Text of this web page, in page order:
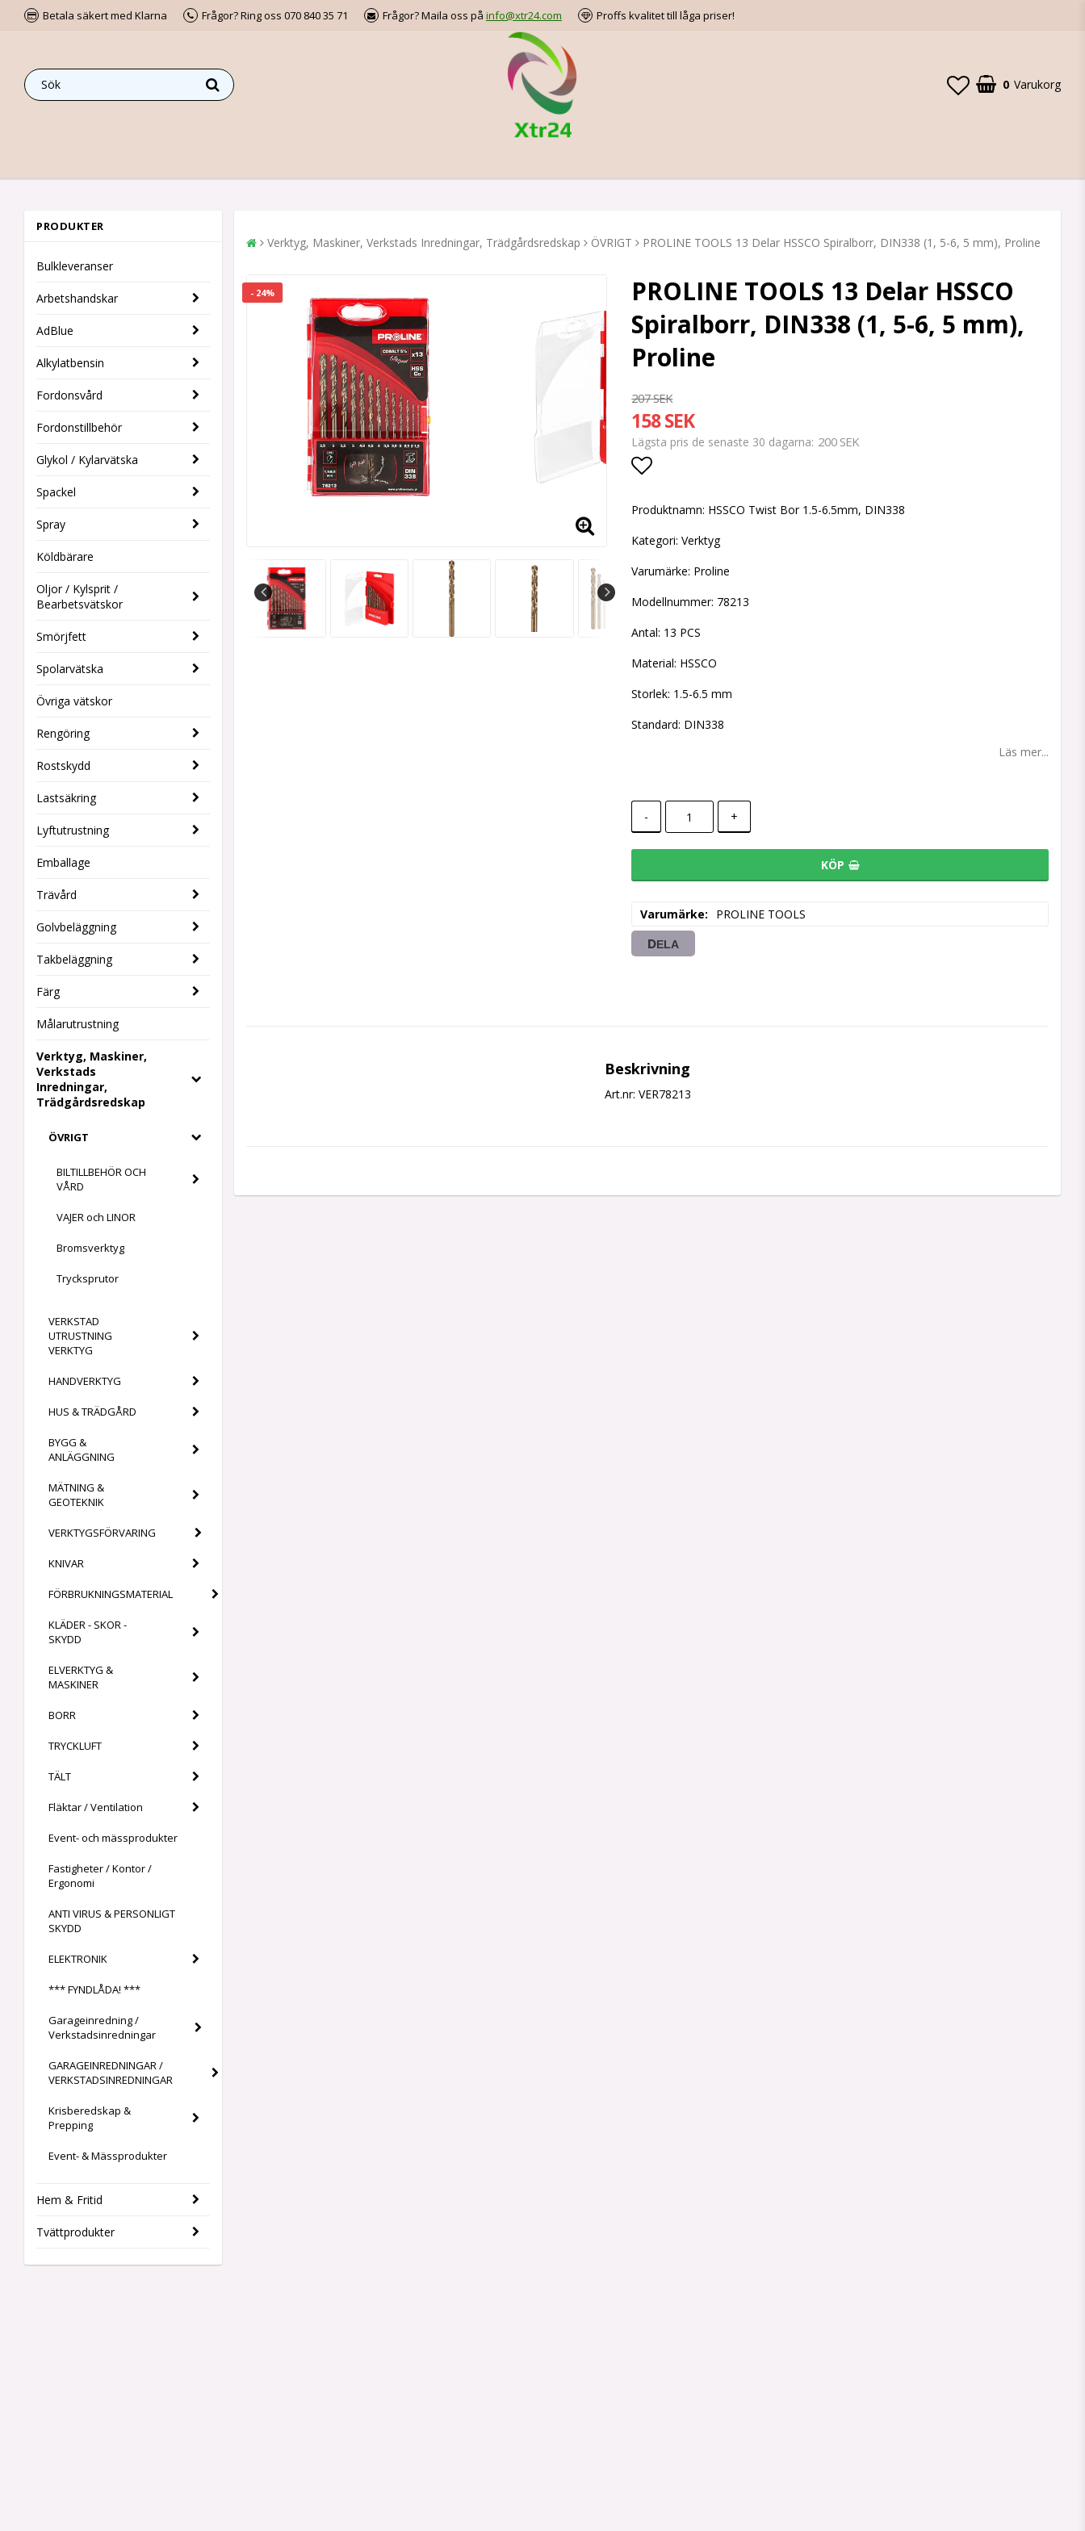
Betala säkert med Klarna Frågor? Ring oss 070 840 35 71 Frågor? Maila oss på info@xtr24.com Proffs kvalitet till låga priser!
0 Varukorg
PRODUKTER
Bulkleveranser
Arbetshandskar
AdBlue
Alkylatbensin
Fordonsvård
Fordonstillbehör
Glykol / Kylarvätska
Spackel
Spray
Köldbärare
Oljor / Kylsprit /
Bearbetsvätskor
Smörjfett
Spolarvätska
Övriga vätskor
Rengöring
Rostskydd
Lastsäkring
Lyftutrustning
Emballage
Trävård
Golvbeläggning
Takbeläggning
Färg
Målarutrustning
Verktyg, Maskiner,
Verkstads
Inredningar,
Trädgårdsredskap
ÖVRIGT
BILTILLBEHÖR OCH
VÅRD
VAJER och LINOR
Bromsverktyg
Trycksprutor
VERKSTAD
UTRUSTNING
VERKTYG
HANDVERKTYG
HUS & TRÄDGÅRD
BYGG &
ANLÄGGNING
MÄTNING &
GEOTEKNIK
VERKTYGSFÖRVARING
KNIVAR
FÖRBRUKNINGSMATERIAL
KLÄDER - SKOR -
SKYDD
ELVERKTYG &
MASKINER
BORR
TRYCKLUFT
TÄLT
Fläktar / Ventilation
Event- och mässprodukter
Fastigheter / Kontor /
Ergonomi
ANTI VIRUS & PERSONLIGT
SKYDD
ELEKTRONIK
*** FYNDLÅDA! ***
Garageinredning /
Verkstadsinredningar
GARAGEINREDNINGAR /
VERKSTADSINREDNINGAR
Krisberedskap &
Prepping
Event- & Mässprodukter
Hem & Fritid
Tvättprodukter
Verktyg, Maskiner, Verkstads Inredningar, Trädgårdsredskap ÖVRIGT PROLINE TOOLS 13 Delar HSSCO Spiralborr, DIN338 (1, 5-6, 5 mm), Proline
- 24%
PROLINE TOOLS 13 Delar HSSCO
Spiralborr, DIN338 (1, 5-6, 5 mm),
Proline
207 SEK
158 SEK
Lägsta pris de senaste 30 dagarna 200 SEK
Produktnamn: HSSCO Twist Bor 1.5-6.5mm, DIN338
Kategori: Verktyg
Varumärke: Proline
Modellnummer: 78213
Antal: 13 PCS
Material: HSSCO
Storlek: 1.5-6.5 mm
Standard: DIN338
Läs mer...
- +
KÖP
Varumärke PROLINE TOOLS
DELA
Beskrivning
Art.nr: VER78213